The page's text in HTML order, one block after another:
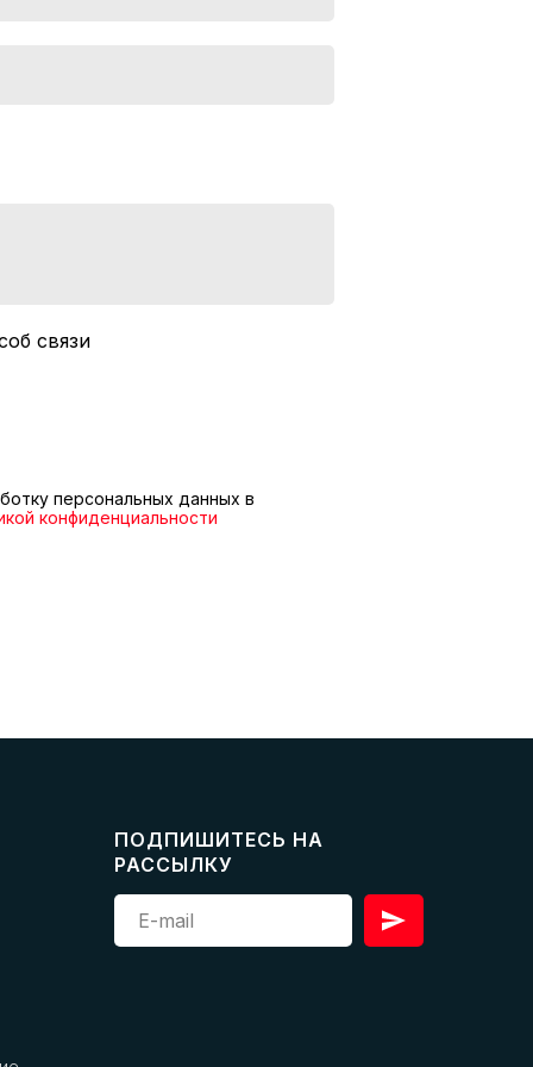
связи
персональных данных в
конфиденциальности
ПОДПИШИТЕСЬ НА
РАССЫЛКУ